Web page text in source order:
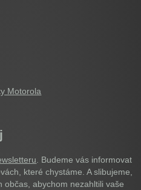
Motorola
. Budeme vás informovat
které chystáme. A slibujeme,
abychom nezahltili vaše